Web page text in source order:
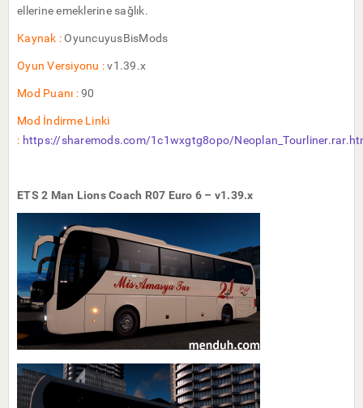
ellerine emeklerine sağlık.
Kaynak :OyuncuyusBisMods
Oyun Versiyonu :v1.39.x
Mod Puanı :90
Mod İndirme Linki
: https://sharemods.com/1c1wxgtg8opo/
ETS 2 Man Lions Coach R07 Euro 6 – v1.39.x